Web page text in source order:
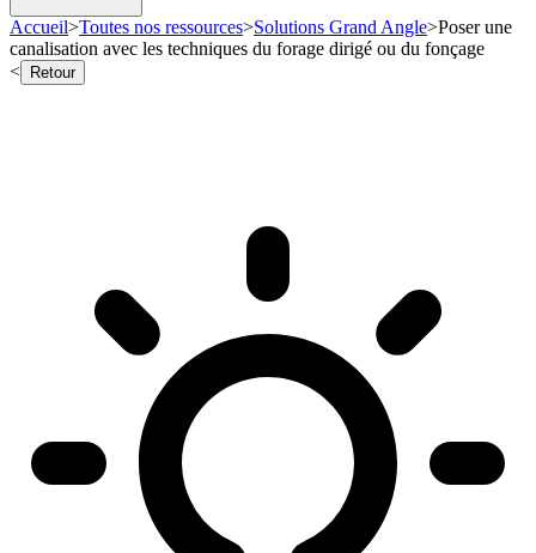
Accueil>Toutes nos ressources>Solutions Grand Angle>Poser une
canalisation avec les techniques du forage dirigé ou du fonçage
<
Retour